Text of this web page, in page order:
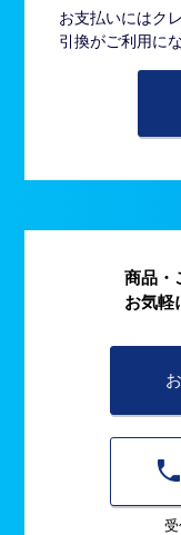
お支払いにはク
引換がご利用に
商品・
お気軽